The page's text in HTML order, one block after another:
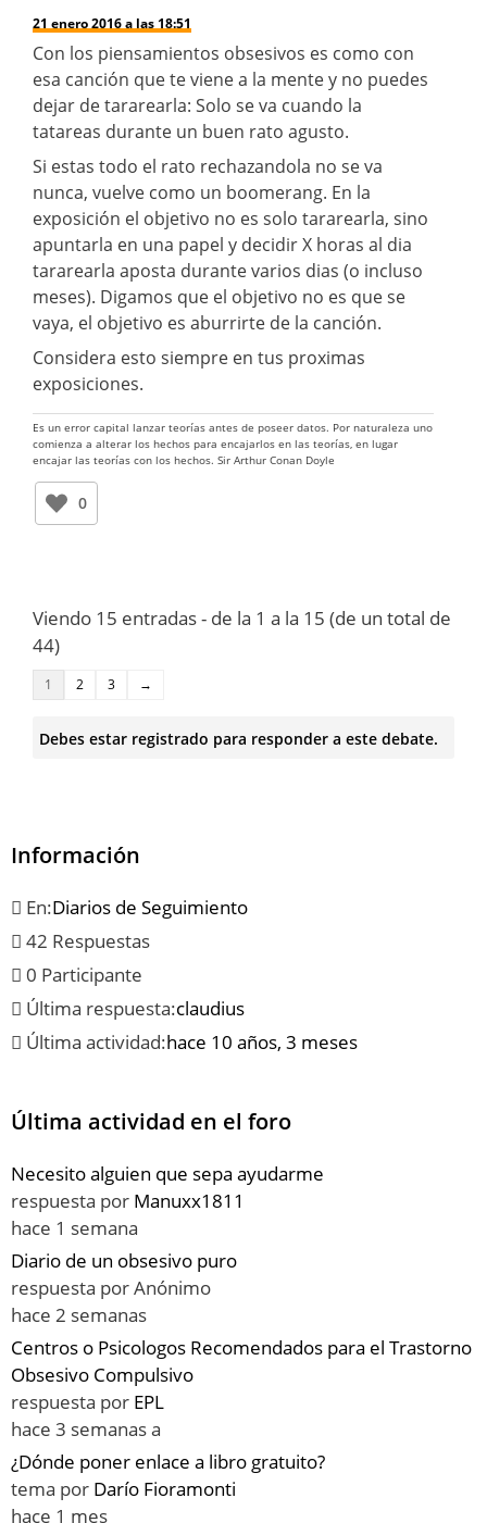
21 enero 2016 a las 18:51
Con los piensamientos obsesivos es como con
esa canción que te viene a la mente y no puedes
dejar de tararearla: Solo se va cuando la
tatareas durante un buen rato agusto.
Si estas todo el rato rechazandola no se va
nunca, vuelve como un boomerang. En la
exposición el objetivo no es solo tararearla, sino
apuntarla en una papel y decidir X horas al dia
tararearla aposta durante varios dias (o incluso
meses). Digamos que el objetivo no es que se
vaya, el objetivo es aburrirte de la canción.
Considera esto siempre en tus proximas
exposiciones.
Es un error capital lanzar teorías antes de poseer datos. Por naturaleza uno
comienza a alterar los hechos para encajarlos en las teorías, en lugar
encajar las teorías con los hechos. Sir Arthur Conan Doyle
0
Viendo 15 entradas - de la 1 a la 15 (de un total de
44)
1 2 3 →
Debes estar registrado para responder a este debate.
Información
En:Diarios de Seguimiento
42 Respuestas
0 Participante
Última respuesta:claudius
Última actividad:hace 10 años, 3 meses
Última actividad en el foro
Necesito alguien que sepa ayudarme
respuesta por Manuxx1811
hace 1 semana
Diario de un obsesivo puro
respuesta porAnónimo
hace 2 semanas
Centros o Psicologos Recomendados para el Trastorno
Obsesivo Compulsivo
respuesta por EPL
hace 3 semanas a
¿Dónde poner enlace a libro gratuito?
tema por Darío Fioramonti
hace 1 mes